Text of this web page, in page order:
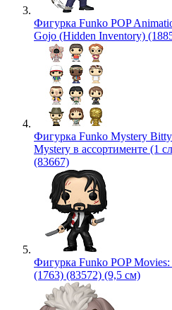
Фигурка Funko POP
Gojo (Hidden Inventory)
Фигурка Funko Mystery Bitty
Mystery в ассортименте (1
(83667)
Фигурка Funko POP
(1763) (83572) (9,5 см)